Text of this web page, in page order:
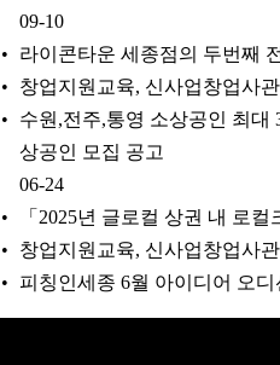
09-10
라이콘타운 세종점의 두번째
창업지원교육, 신사업창업사
수원,전주,통영 소상공인 최대
상공인 모집 공고
06-24
「2025년 글로컬 상권 내 로
창업지원교육, 신사업창업사
피칭인세종 6월 아이디어 오